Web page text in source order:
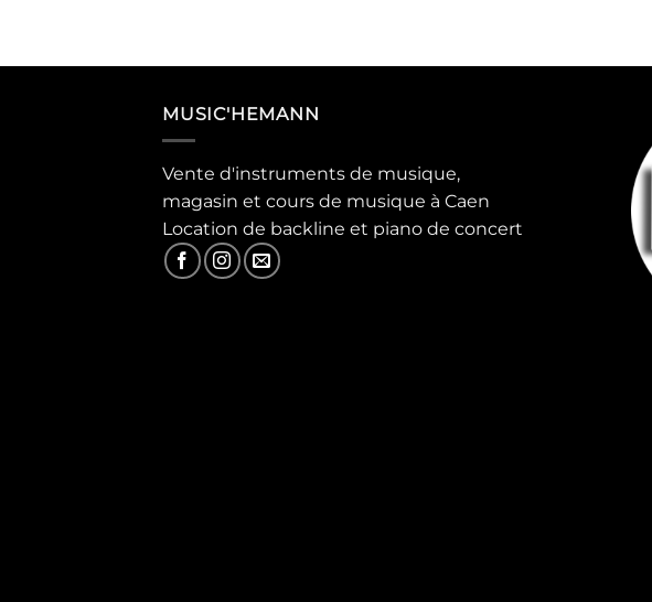
MUSIC'HEMANN
Vente d'instruments de musique,
magasin et cours de musique à Caen
Location de backline et piano de concert